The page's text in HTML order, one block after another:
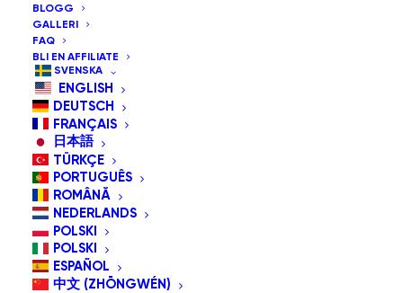
BLOGG
GALLERI
FAQ
BLI EN AFFILIATE
SVENSKA
ENGLISH
DEUTSCH
FRANÇAIS
日本語
TÜRKÇE
PORTUGUÊS
ROMÂNĂ
NEDERLANDS
POLSKI
POLSKI
ESPAÑOL
中文 (ZHŌNGWÉN)
REA!
Paketerbjudande